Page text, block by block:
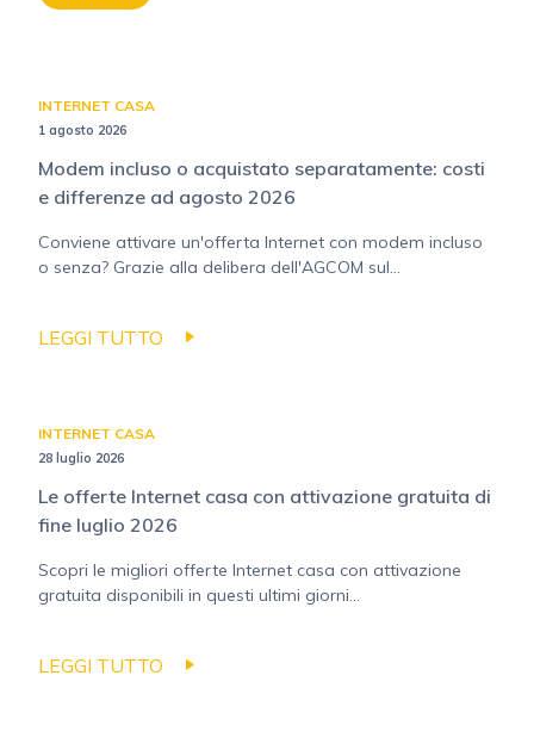
INTERNET CASA
1 agosto 2026
Modem incluso o acquistato separatamente: costi
e differenze ad agosto 2026
Conviene attivare un'offerta Internet con modem incluso
o senza? Grazie alla delibera dell'AGCOM sul...
LEGGI TUTTO
INTERNET CASA
28 luglio 2026
Le offerte Internet casa con attivazione gratuita di
fine luglio 2026
Scopri le migliori offerte Internet casa con attivazione
gratuita disponibili in questi ultimi giorni...
LEGGI TUTTO